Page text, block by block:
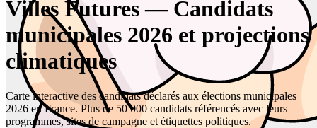
Villes Futures — Candidats
municipales 2026 et projections
climatiques
Carte interactive des candidats déclarés aux élections municipales
2026 en France. Plus de 50 000 candidats référencés avec leurs
programmes, sites de campagne et étiquettes politiques.